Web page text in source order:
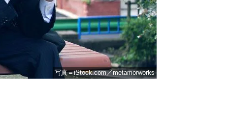
写真＝iStock.com／metamorworks